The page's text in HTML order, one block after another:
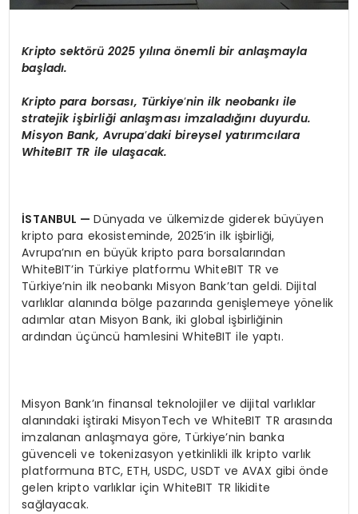
Kripto sektörü 2025 yılınaönemli bir anlaşmayla
başladı.
Kripto para borsası, Türkiye’nin ilk neobankı ile
stratejik işbirliği anlaşması imzaladığını duyurdu.
Misyon Bank, Avrupa’daki bireysel yatırımcılara
WhiteBIT TR ile ulaşacak.
İSTANBUL —Dünyada ve ülkemizde giderek büyüyen
kripto para ekosisteminde, 2025’in ilk işbirliği,
Avrupa’nın en büyük kripto para borsalarından
WhiteBIT’in Türkiye platformu WhiteBIT TR ve
Türkiye’nin ilk neobankı Misyon Bank’tan geldi. Dijital
varlıklar alanında bölge pazarında genişlemeye yönelik
adımlar atan Misyon Bank, iki global işbirliğinin
ardından üçüncü hamlesini WhiteBIT ile yaptı.
Misyon Bank’ın finansal teknolojiler ve dijital varlıklar
alanındaki iştiraki MisyonTech ve WhiteBIT TR arasında
imzalanan anlaşmaya göre, Türkiye’nin banka
güvenceli ve tokenizasyon yetkinlikli ilk kripto varlık
platformuna BTC, ETH, USDC, USDT ve AVAX gibi önde
gelen kripto varlıklar için WhiteBIT TR likidite
sağlayacak.